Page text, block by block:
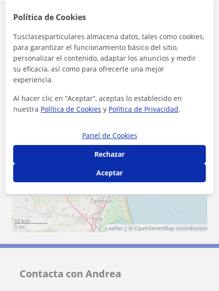
Zona de Andrea
Localidades a las que se desplaza para dar clase
Bétera
Vilamarxant
Paterna - La Cañada
Burjassot
Valencia (Ciudad)
Riba-Roja de Túria
+ −
10 km
5 mi
Leaflet | © OpenStreetMap contributors
Contacta con Andrea
Política de Cookies
Tusclasesparticulares almacena datos, tales como cookies,
para garantizar el funcionamiento básico del sitio,
personalizar el contenido, adaptar los anuncios y medir
su eficacia, así como para ofrecerte una mejor
experiencia.
Al hacer clic en “Aceptar”, aceptas lo establecido en
nuestra Política de Cookies y Política de Privacidad.
Panel de Cookies
Rechazar
Aceptar